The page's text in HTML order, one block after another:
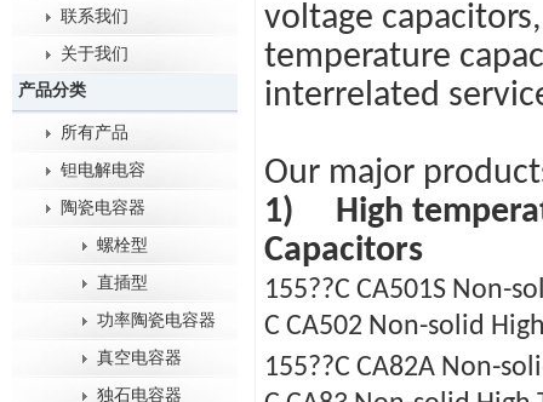
联系我们
关于我们
产品分类
所有产品
钽电解电容
陶瓷电容器
螺栓型
直插型
功率陶瓷电容器
真空电容器
独石电容器
voltage
temperature
interrelated
Our major
1) High
Capacitors
155??C CA501S
C CA502 Non-solid
155??C CA82A Non-